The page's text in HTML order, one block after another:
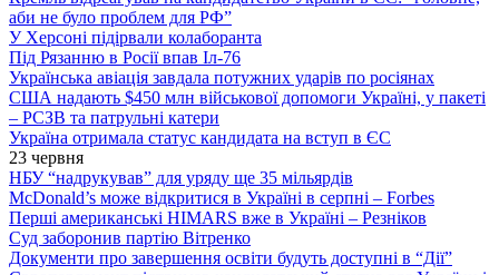
аби не було проблем для РФ”
У Херсоні підірвали колаборанта
Під Рязанню в Росії впав Іл-76
Українська авіація завдала потужних ударів по росіянах
США надають $450 млн військової допомоги Україні, у пакеті
– РСЗВ та патрульні катери
Україна отримала статус кандидата на вступ в ЄС
23 червня
НБУ “надрукував” для уряду ще 35 мільярдів
McDonald’s може відкритися в Україні в серпні – Forbes
Перші американські HIMARS вже в Україні – Резніков
Суд заборонив партію Вітренко
Документи про завершення освіти будуть доступні в “Дії”